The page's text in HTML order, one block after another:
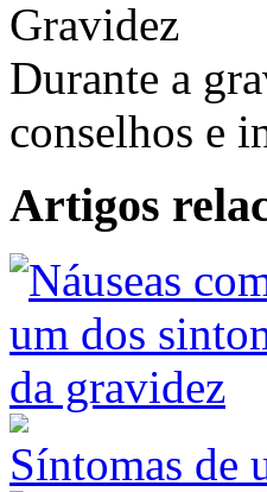
Durante a
conselhos e
Artigos
Síntomas de